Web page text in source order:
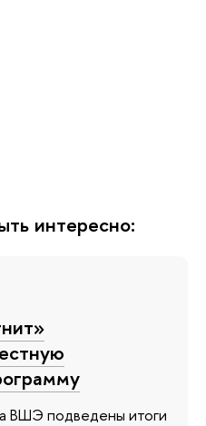
интересно:
ВШЭ подведены итоги